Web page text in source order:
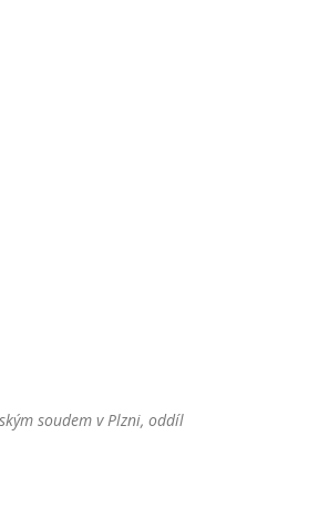
soudem v Plzni, oddíl